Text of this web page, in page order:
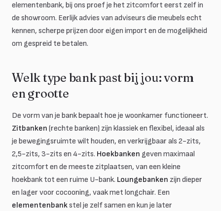
elementenbank, bij ons proef je het zitcomfort eerst zelf in
de showroom. Eerlijk advies van adviseurs die meubels echt
kennen, scherpe prijzen door eigen import en de mogelijkheid
om gespreid te betalen.
Welk type bank past bij jou: vorm
en grootte
De vorm van je bank bepaalt hoe je woonkamer functioneert.
Zitbanken (rechte banken) zijn klassiek en flexibel, ideaal als
je bewegingsruimte wilt houden, en verkrijgbaar als 2-zits,
2,5-zits, 3-zits en 4-zits. Hoekbanken geven maximaal
zitcomfort en de meeste zitplaatsen, van een kleine
hoekbank tot een ruime U-bank. Loungebanken zijn dieper
en lager voor cocooning, vaak met longchair. Een
elementenbankstel je zelf samen en kun je later